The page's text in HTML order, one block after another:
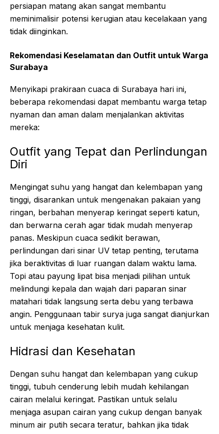
persiapan matang akan sangat membantu
meminimalisir potensi kerugian atau kecelakaan yang
tidak diinginkan.
Rekomendasi Keselamatan dan Outfit untuk Warga
Surabaya
Menyikapi prakiraan cuaca di Surabaya hari ini,
beberapa rekomendasi dapat membantu warga tetap
nyaman dan aman dalam menjalankan aktivitas
mereka:
Outfit yang Tepat dan Perlindungan
Diri
Mengingat suhu yang hangat dan kelembapan yang
tinggi, disarankan untuk mengenakan pakaian yang
ringan, berbahan menyerap keringat seperti katun,
dan berwarna cerah agar tidak mudah menyerap
panas. Meskipun cuaca sedikit berawan,
perlindungan dari sinar UV tetap penting, terutama
jika beraktivitas di luar ruangan dalam waktu lama.
Topi atau payung lipat bisa menjadi pilihan untuk
melindungi kepala dan wajah dari paparan sinar
matahari tidak langsung serta debu yang terbawa
angin. Penggunaan tabir surya juga sangat dianjurkan
untuk menjaga kesehatan kulit.
Hidrasi dan Kesehatan
Dengan suhu hangat dan kelembapan yang cukup
tinggi, tubuh cenderung lebih mudah kehilangan
cairan melalui keringat. Pastikan untuk selalu
menjaga asupan cairan yang cukup dengan banyak
minum air putih secara teratur, bahkan jika tidak